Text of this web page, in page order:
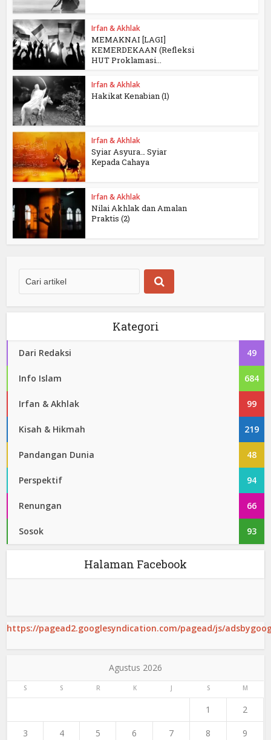
Irfan & Akhlak
MEMAKNAI [LAGI]
KEMERDEKAAN (Refleksi
HUT Proklamasi...
Irfan & Akhlak
Hakikat Kenabian (1)
Irfan & Akhlak
Syiar Asyura… Syiar
Kepada Cahaya
Irfan & Akhlak
Nilai Akhlak dan Amalan
Praktis (2)
Kategori
Dari Redaksi 49
Info Islam 684
Irfan & Akhlak 99
Kisah & Hikmah 219
Pandangan Dunia 48
Perspektif 94
Renungan 66
Sosok 93
Halaman Facebook
https://pagead2.googlesyndication.com/pagead/js/
Agustus 2026
S S R K J S M
1 2
3 4 5 6 7 8 9